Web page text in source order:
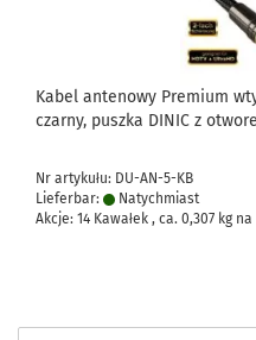
Kabel antenowy Premium
czarny, puszka DINIC z
Nr artykułu: DU-AN-5-KB
Lieferbar:
Natychmiast
Akcje: 14 Kawałek , ca. 0,307 kg na